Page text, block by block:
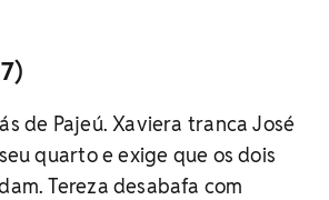
de Pajeú. Xaviera tranca José
quarto e exige que os dois
Tereza desabafa com